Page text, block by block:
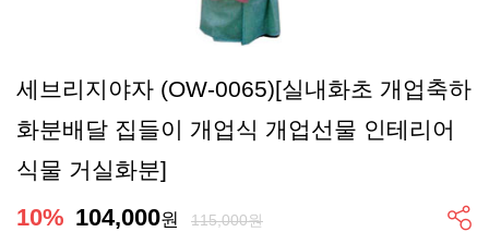
세브리지야자 (OW-0065)[실내화초 개업축하
화분배달 집들이 개업식 개업선물 인테리어
식물 거실화분]
10% 104,000원 115,000원